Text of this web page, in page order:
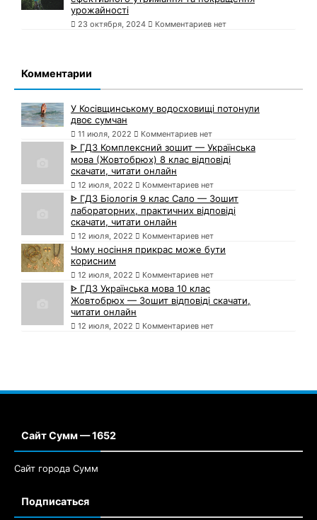
урожайності
23 октября, 2024 Комментариев нет
Комментарии
У Косівщинському водосховищі потонули
двоє сумчан
11 июля, 2022 Комментариев нет
ᐈ ГДЗ Комплексний зошит — Українська
мова (Жовтобрюх) 8 клас відповіді
скачати, читати онлайн
12 июля, 2022 Комментариев нет
ᐈ ГДЗ Біологія 9 клас Сало — Зошит
лабораторних, практичних відповіді
скачати, читати онлайн
12 июля, 2022 Комментариев нет
Чому носіння прикрас може бути
корисним
12 июля, 2022 Комментариев нет
ᐈ ГДЗ Українська мова 10 клас
Жовтобрюх — Зошит відповіді скачати,
читати онлайн
12 июля, 2022 Комментариев нет
Сайт Сумм — 1652
Сайт города Сумм
Подписаться